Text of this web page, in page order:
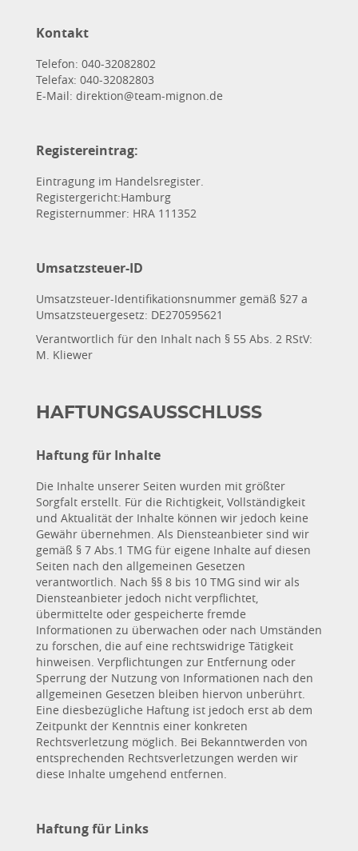
Kontakt
Telefon: 040-32082802
Telefax: 040-32082803
E-Mail: direktion@team-mignon.de
Registereintrag:
Eintragung im Handelsregister.
Registergericht:Hamburg
Registernummer: HRA 111352
Umsatzsteuer-ID
Umsatzsteuer-Identifikationsnummer gemäß §27 a
Umsatzsteuergesetz: DE270595621
Verantwortlich für den Inhalt nach § 55 Abs. 2 RStV:
M. Kliewer
HAFTUNGSAUSSCHLUSS
Haftung für Inhalte
Die Inhalte unserer Seiten wurden mit größter
Sorgfalt erstellt. Für die Richtigkeit, Vollständigkeit
und Aktualität der Inhalte können wir jedoch keine
Gewähr übernehmen. Als Diensteanbieter sind wir
gemäß § 7 Abs.1 TMG für eigene Inhalte auf diesen
Seiten nach den allgemeinen Gesetzen
verantwortlich. Nach §§ 8 bis 10 TMG sind wir als
Diensteanbieter jedoch nicht verpflichtet,
übermittelte oder gespeicherte fremde
Informationen zu überwachen oder nach Umständen
zu forschen, die auf eine rechtswidrige Tätigkeit
hinweisen. Verpflichtungen zur Entfernung oder
Sperrung der Nutzung von Informationen nach den
allgemeinen Gesetzen bleiben hiervon unberührt.
Eine diesbezügliche Haftung ist jedoch erst ab dem
Zeitpunkt der Kenntnis einer konkreten
Rechtsverletzung möglich. Bei Bekanntwerden von
entsprechenden Rechtsverletzungen werden wir
diese Inhalte umgehend entfernen.
Haftung für Links